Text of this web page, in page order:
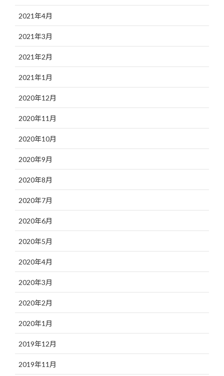
2021年4月
2021年3月
2021年2月
2021年1月
2020年12月
2020年11月
2020年10月
2020年9月
2020年8月
2020年7月
2020年6月
2020年5月
2020年4月
2020年3月
2020年2月
2020年1月
2019年12月
2019年11月